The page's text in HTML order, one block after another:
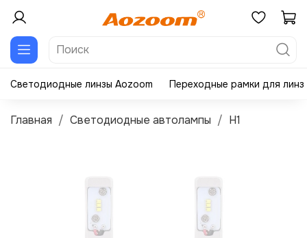
Светодиодные линзы Aozoom Переходные рамки для линз
Главная Светодиодные автолампы H1